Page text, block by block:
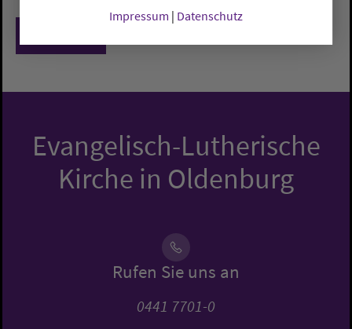
Evangelisch-Lutherische
Kirche in Oldenburg
Rufen Sie uns an
0441 7701-0
Impressum | Datenschutz